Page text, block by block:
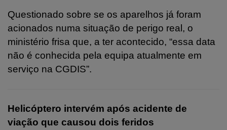
Questionado sobre se os aparelhos já foram
acionados numa situação de perigo real, o
ministério frisa que, a ter acontecido, “essa data
não é conhecida pela equipa atualmente em
serviço na CGDIS”.
Helicóptero intervém após acidente de
viação que causou dois feridos